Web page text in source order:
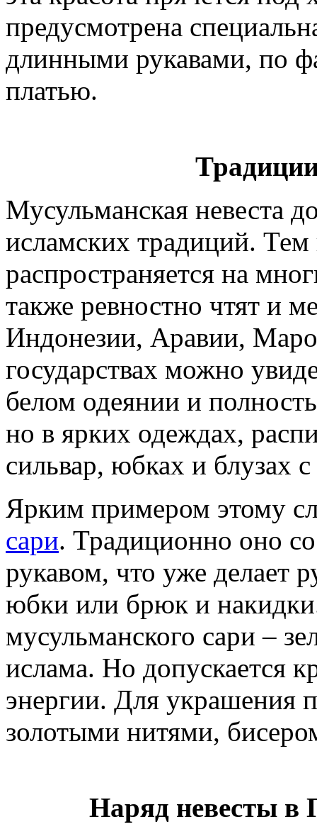
предусмотрена
длинными рукавами, по
платью.
Мусульманская невеста
исламских традиций. Тем
распространяется на
также ревностно чтят и
Индонезии, Аравии,
государствах можно
белом одеянии и
но в ярких одеждах,
сильвар, юбках и блузах
Ярким примером этому
сари. Традиционно оно
рукавом, что уже делает
юбки или брюк и
мусульманского сари –
ислама. Но допускается
энергии. Для украшения
золотыми нитями,
Наряд невесты в